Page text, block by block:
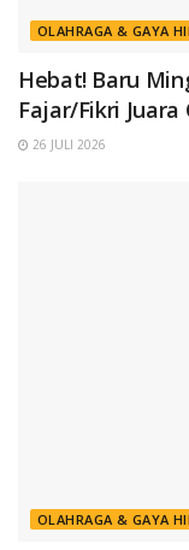
OLAHRAGA & GAYA
Hebat! Baru
Fajar/Fikri Juara
26 JULI 2026
OLAHRAGA & GAYA